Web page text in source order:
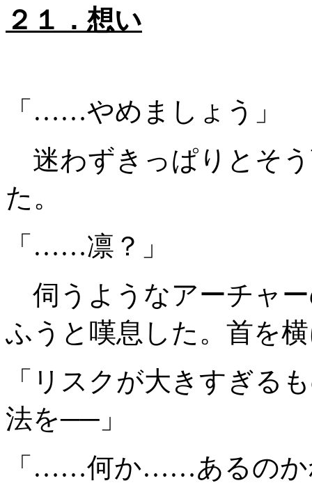
２１．想い
「……やめましょう」
迷わずきっぱりとそ
た。
「……凛？」
伺うようなアーチャ
ふうと嘆息した。首を
「リスクが大きすぎる
法を──」
「……何か……あるのか